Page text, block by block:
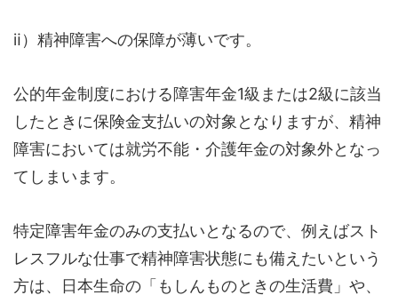
ⅱ）精神障害への保障が薄いです。
公的年金制度における障害年金1級または2級に該当
したときに保険金支払いの対象となりますが、精神
障害においては就労不能・介護年金の対象外となっ
てしまいます。
特定障害年金のみの支払いとなるので、例えばスト
レスフルな仕事で精神障害状態にも備えたいという
方は、日本生命の「もしんものときの生活費」や、